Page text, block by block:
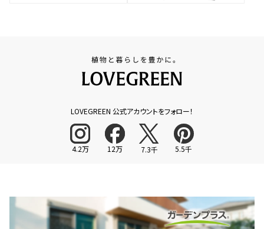
LOVEGREEN 公式アカウントをフォロー！
4.2万 12万 7.3千 5.5千